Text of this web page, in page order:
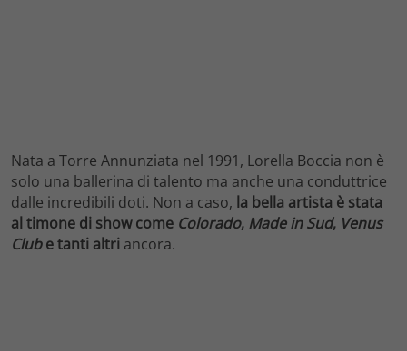
Nata a Torre Annunziata nel 1991, Lorella Boccia non è
solo una ballerina di talento ma anche una conduttrice
dalle incredibili doti. Non a caso, la bella artista è stata
al timone di show come Colorado, Made in Sud, Venus
Clube tanti altri ancora.